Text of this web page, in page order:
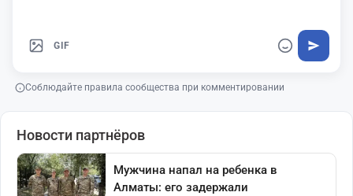
GIF
Соблюдайте правила сообщества при комментировании